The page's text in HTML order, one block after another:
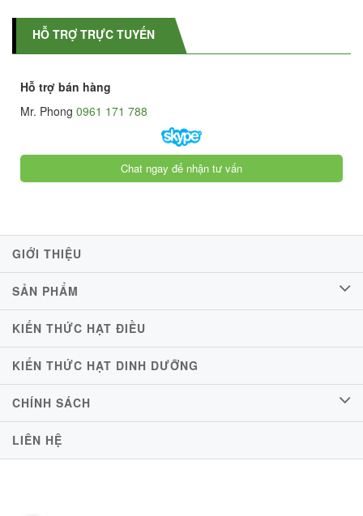
HỖ TRỢ TRỰC TUYẾN
Hỗ trợ bán hàng
Mr. Phong 0961 171 788
Chat ngay để nhận tư vấn
GIỚI THIỆU
SẢN PHẨM
KIẾN THỨC HẠT ĐIỀU
KIẾN THỨC HẠT DINH DƯỠNG
CHÍNH SÁCH
LIÊN HỆ